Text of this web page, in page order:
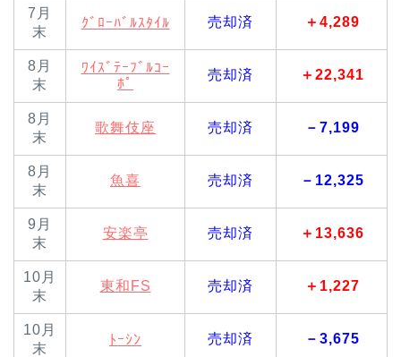
7月
末
ｸﾞﾛｰﾊﾞﾙｽﾀｲﾙ 売却済 ＋4,289
8月
末
ﾜｲｽﾞﾃｰﾌﾞﾙｺｰ
ﾎﾟ
売却済 ＋22,341
8月
末
歌舞伎座 売却済 －7,199
8月
末
魚喜 売却済 －12,325
9月
末
安楽亭 売却済 ＋13,636
10月
末
東和FS 売却済 ＋1,227
10月
末
ﾄｰｼﾝ 売却済 －3,675